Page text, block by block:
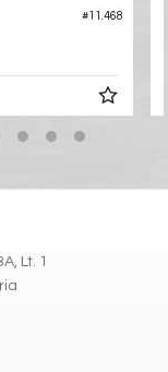
#11.468
Lt. 1